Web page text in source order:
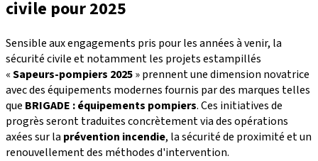
civile pour 2025
Sensible aux engagements pris pour les années à venir, la
sécurité civile et notamment les projets estampillés
«Sapeurs-pompiers 2025» prennent une dimension novatrice
avec des équipements modernes fournis par des marques telles
que BRIGADE : équipements pompiers. Ces initiatives de
progrès seront traduites concrètement via des opérations
axées sur la prévention incendie, la sécurité de proximité et un
renouvellement des méthodes d'intervention.